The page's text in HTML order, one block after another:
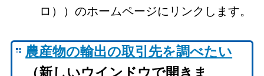
ロ））のホームページにリンクします。
農産物の輸出の取引先を調べたい
（新しいウインドウで開きま